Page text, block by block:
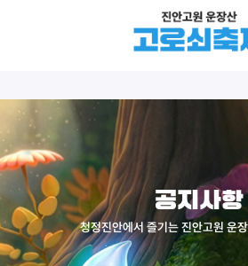
공지사항
청정진안에서 즐기는 진안고원 운